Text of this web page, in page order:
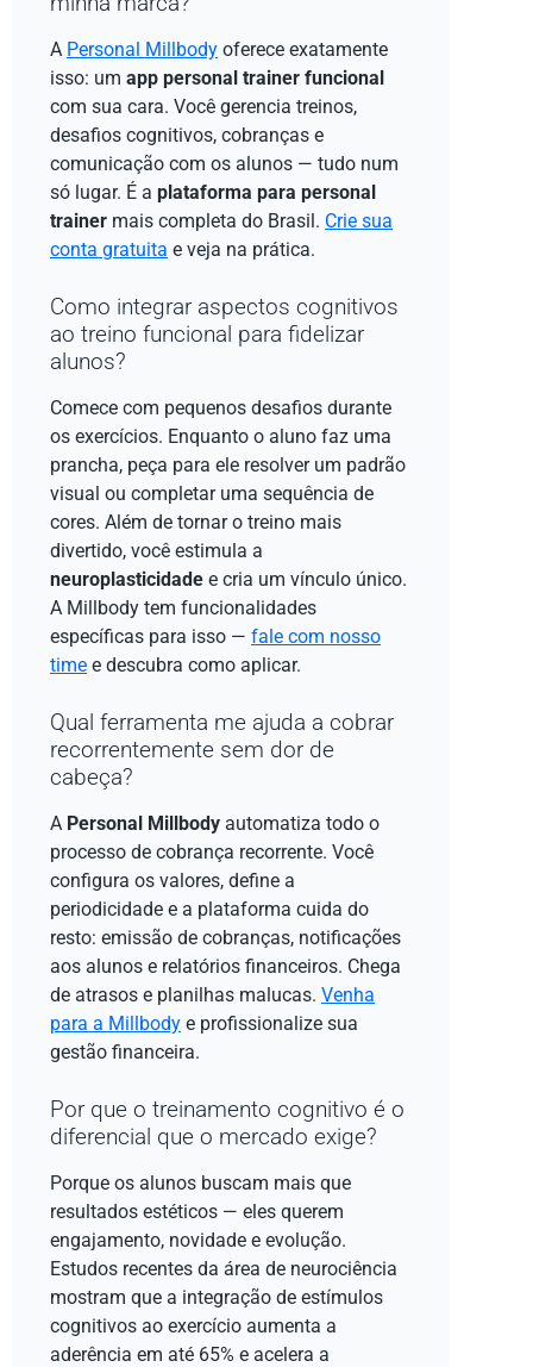
A Personal Millbody oferece exatamente
isso: um app personal trainer funcional
com sua cara. Você gerencia treinos,
desafios cognitivos, cobranças e
comunicação com os alunos — tudo num
só lugar. É a plataforma para personal
trainer mais completa do Brasil. Crie sua
conta gratuita e veja na prática.
Como integrar aspectos cognitivos
ao treino funcional para fidelizar
alunos?
Comece com pequenos desafios durante
os exercícios. Enquanto o aluno faz uma
prancha, peça para ele resolver um padrão
visual ou completar uma sequência de
cores. Além de tornar o treino mais
divertido, você estimula a
neuroplasticidade e cria um vínculo único.
A Millbody tem funcionalidades
específicas para isso — fale com nosso
time e descubra como aplicar.
Qual ferramenta me ajuda a cobrar
recorrentemente sem dor de
cabeça?
A Personal Millbody automatiza todo o
processo de cobrança recorrente. Você
configura os valores, define a
periodicidade e a plataforma cuida do
resto: emissão de cobranças, notificações
aos alunos e relatórios financeiros. Chega
de atrasos e planilhas malucas. Venha
para a Millbody e profissionalize sua
gestão financeira.
Por que o treinamento cognitivo é o
diferencial que o mercado exige?
Porque os alunos buscam mais que
resultados estéticos — eles querem
engajamento, novidade e evolução.
Estudos recentes da área de neurociência
mostram que a integração de estímulos
cognitivos ao exercício aumenta a
aderência em até 65% e acelera a